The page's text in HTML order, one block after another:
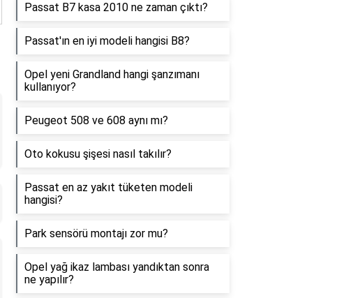
Passat B7 kasa 2010 ne zaman çıktı?
Passat'ın en iyi modeli hangisi B8?
Opel yeni Grandland hangi şanzımanı
kullanıyor?
Peugeot 508 ve 608 aynı mı?
Oto kokusu şişesi nasıl takılır?
Passat en az yakıt tüketen modeli
hangisi?
Park sensörü montajı zor mu?
Opel yağ ikaz lambası yandıktan sonra
ne yapılır?